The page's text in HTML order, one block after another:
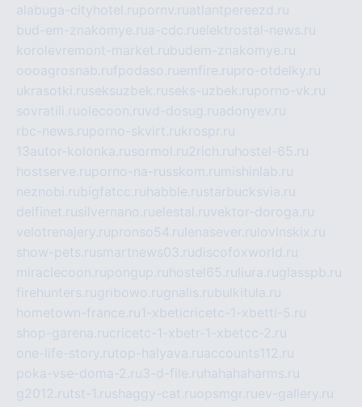
alabuga-cityhotel.rupornv.ruatlantpereezd.ru
bud-em-znakomye.rua-cdc.ruelektrostal-news.ru
korolevremont-market.rubudem-znakomye.ru
oooagrosnab.rufpodaso.ruemfire.rupro-otdelky.ru
ukrasotki.ruseksuzbek.ruseks-uzbek.ruporno-vk.ru
sovratili.ruolecoon.ruvd-dosug.ruadonyev.ru
rbc-news.ruporno-skvirt.rukrospr.ru
13autor-kolonka.rusormol.ru2rich.ru hostel-65.ru
hostserve.ruporno-na-russkom.ru mishinlab.ru
neznobi.rubigfatcc.ru habble.rustarbucksvia.ru
delfinet.rusilvernano.ruelestal.ruvektor-doroga.ru
velotrenajery.rupronso54.ru lenasever.ru lovinskix.ru
show-pets.rusmartnews03.rudiscofoxworld.ru
miraclecoon.rupongup.ru hostel65.ru liura.ruglasspb.ru
firehunters.rugribowo.rugnalis.rubulkitula.ru
hometown-france.ru1-xbeticricetc-1-xbetti-5.ru
shop-garena.rucricetc-1-xbetr-1-xbetcc-2.ru
one-life-story.rutop-halyava.ruaccounts112.ru
poka-vse-doma-2.ru3-d-file.ru hahahaharms.ru
g2012.rutst-1.rushaggy-cat.ruopsmgr.ruev-gallery.ru